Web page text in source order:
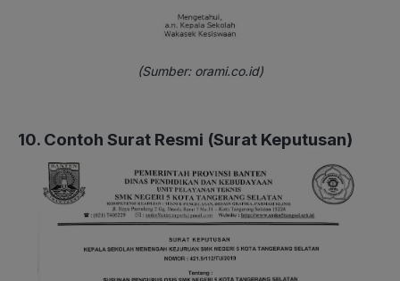
(Sumber: orami.co.id)
10. Contoh Surat Resmi (Surat Keputusan)